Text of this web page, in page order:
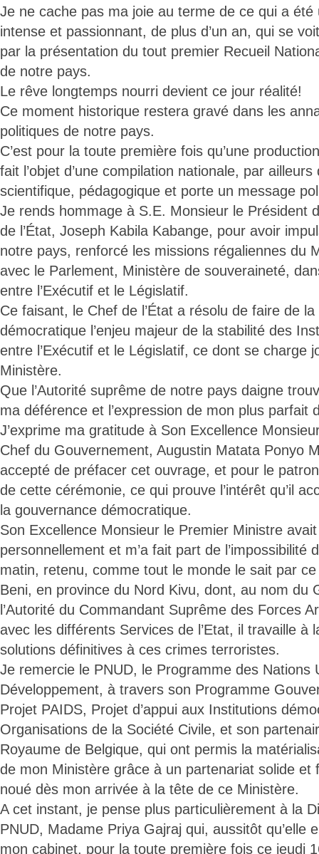
Je ne cache pas ma joie au terme de ce qui a été
intense et passionnant, de plus d’un an, qui se
par la présentation du tout premier Recueil
de notre pays.
Le rêve longtemps nourri devient ce jour réalité!
Ce moment historique restera gravé dans les
politiques de notre pays.
C’est pour la toute première fois qu’une
fait l’objet d’une compilation nationale, par
scientifique, pédagogique et porte un message
Je rends hommage à S.E. Monsieur le Président
de l’État, Joseph Kabila Kabange, pour avoir
notre pays, renforcé les missions régaliennes du
avec le Parlement, Ministère de souveraineté,
entre l’Exécutif et le Législatif.
Ce faisant, le Chef de l’État a résolu de faire de
démocratique l’enjeu majeur de la stabilité des
entre l’Exécutif et le Législatif, ce dont se charge
Ministère.
Que l’Autorité suprême de notre pays daigne
ma déférence et l’expression de mon plus parfait
J’exprime ma gratitude à Son Excellence
Chef du Gouvernement, Augustin Matata Ponyo
accepté de préfacer cet ouvrage, et pour le
de cette cérémonie, ce qui prouve l’intérêt qu’il
la gouvernance démocratique.
Son Excellence Monsieur le Premier Ministre
personnellement et m’a fait part de l’impossibilité
matin, retenu, comme tout le monde le sait par
Beni, en province du Nord Kivu, dont, au nom du
l’Autorité du Commandant Suprême des Forces
avec les différents Services de l’Etat, il travaille à
solutions définitives à ces crimes terroristes.
Je remercie le PNUD, le Programme des Nations
Développement, à travers son Programme
Projet PAIDS, Projet d’appui aux Institutions
Organisations de la Société Civile, et son
Royaume de Belgique, qui ont permis la
de mon Ministère grâce à un partenariat solide et
noué dès mon arrivée à la tête de ce Ministère.
A cet instant, je pense plus particulièrement à la
PNUD, Madame Priya Gajraj qui, aussitôt qu’elle
mon cabinet, pour la toute première fois ce jeudi